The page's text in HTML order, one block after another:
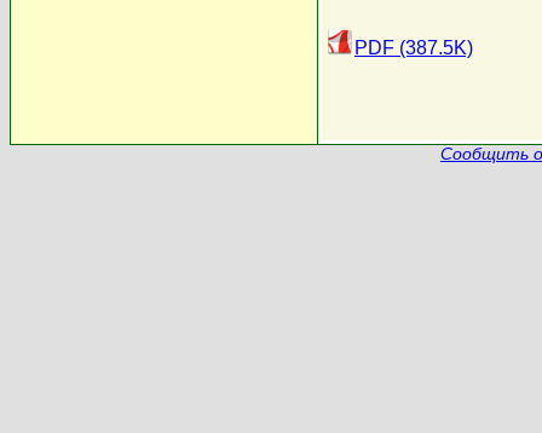
PDF (387.5K)
Сообщить о